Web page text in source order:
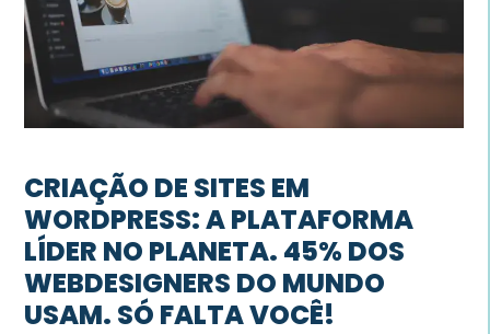
CRIAÇÃO DE SITES EM
WORDPRESS: A PLATAFORMA
LÍDER NO PLANETA. 45% DOS
WEBDESIGNERS DO MUNDO
USAM. SÓ FALTA VOCÊ!